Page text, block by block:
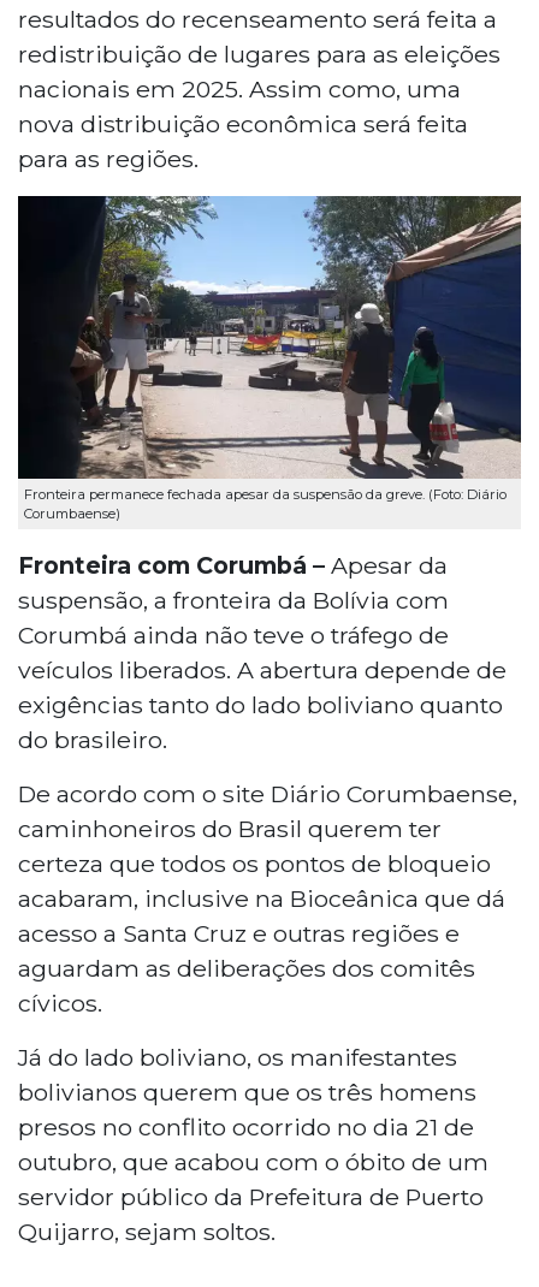
resultados do recenseamento será feita a
redistribuição de lugares para as eleições
nacionais em 2025. Assim como, uma
nova distribuição econômica será feita
para as regiões.
Fronteira permanece fechada apesar da suspensão da greve. (Foto: Diário
Corumbaense)
Fronteira com Corumbá – Apesar da
suspensão, a fronteira da Bolívia com
Corumbá ainda não teve o tráfego de
veículos liberados. A abertura depende de
exigências tanto do lado boliviano quanto
do brasileiro.
De acordo com o site Diário Corumbaense,
caminhoneiros do Brasil querem ter
certeza que todos os pontos de bloqueio
acabaram, inclusive na Bioceânica que dá
acesso a Santa Cruz e outras regiões e
aguardam as deliberações dos comitês
cívicos.
Já do lado boliviano, os manifestantes
bolivianos querem que os três homens
presos no conflito ocorrido no dia 21 de
outubro, que acabou com o óbito de um
servidor público da Prefeitura de Puerto
Quijarro, sejam soltos.